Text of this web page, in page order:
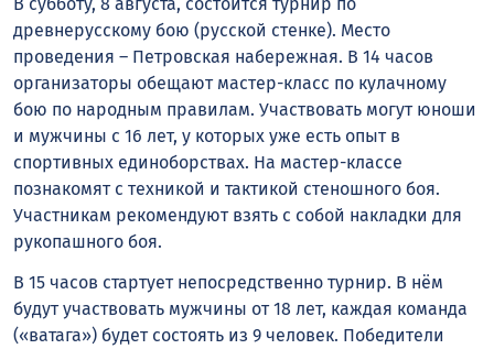
древнерусскому бою (русской стенке). Место
проведения – Петровская набережная. В 14 часов
организаторы обещают мастер-класс по кулачному
бою по народным правилам. Участвовать могут юноши
и мужчины с 16 лет, у которых уже есть опыт в
спортивных единоборствах. На мастер-классе
познакомят с техникой и тактикой стеношного боя.
Участникам рекомендуют взять с собой накладки для
рукопашного боя.
В 15 часов стартует непосредственно турнир. В нём
будут участвовать мужчины от 18 лет, каждая команда
(«ватага») будет состоять из 9 человек. Победители